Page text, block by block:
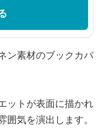
ン素材のブックカバ
ットが表面に描かれ
気を演出します。